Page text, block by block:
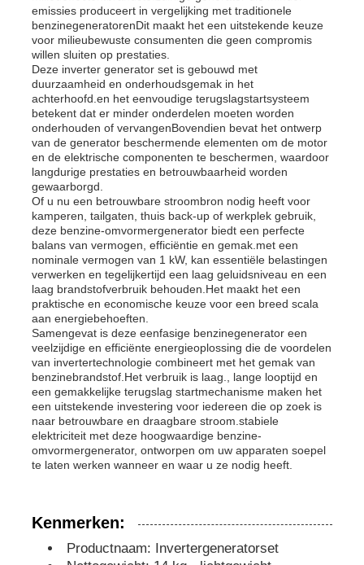
Draagbare Generator Set
Industriële generatorset
Digitale generatorset
Open Frame Generator
geluiddichte generatorreeks
de generator van het huisgebruik
De Reeks van de luifelgenerator
Geraffineerd met een laag geluid
Onderhoud van de generator
generatordieselmotor
emissies produceert in vergelijking met traditionele
benzinegeneratorenDit maakt het een uitstekende keuze
voor milieubewuste consumenten die geen compromis
willen sluiten op prestaties.
Deze inverter generator set is gebouwd met
duurzaamheid en onderhoudsgemak in het
achterhoofd.en het eenvoudige terugslagstartsysteem
betekent dat er minder onderdelen moeten worden
onderhouden of vervangenBovendien bevat het ontwerp
van de generator beschermende elementen om de motor
en de elektrische componenten te beschermen, waardoor
langdurige prestaties en betrouwbaarheid worden
gewaarborgd.
Of u nu een betrouwbare stroombron nodig heeft voor
kamperen, tailgaten, thuis back-up of werkplek gebruik,
deze benzine-omvormergenerator biedt een perfecte
balans van vermogen, efficiëntie en gemak.met een
nominale vermogen van 1 kW, kan essentiële belastingen
verwerken en tegelijkertijd een laag geluidsniveau en een
laag brandstofverbruik behouden.Het maakt het een
praktische en economische keuze voor een breed scala
aan energiebehoeften.
Samengevat is deze eenfasige benzinegenerator een
veelzijdige en efficiënte energieoplossing die de voordelen
van invertertechnologie combineert met het gemak van
benzinebrandstof.Het verbruik is laag., lange looptijd en
een gemakkelijke terugslag startmechanisme maken het
een uitstekende investering voor iedereen die op zoek is
naar betrouwbare en draagbare stroom.stabiele
elektriciteit met deze hoogwaardige benzine-
omvormergenerator, ontworpen om uw apparaten soepel
te laten werken wanneer en waar u ze nodig heeft.
Kenmerken:
Productnaam: Invertergeneratorset